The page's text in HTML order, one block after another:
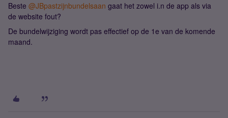
Beste ​ @JBpastzijnbundelsaan gaat het zowel i.n de app als via
de website fout?
De bundelwijziging wordt pas effectief op de 1e van de komende
maand.